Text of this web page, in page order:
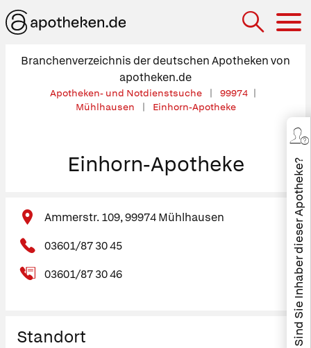
Branchenverzeichnis der deutschen Apotheken von
apotheken.de
Apotheken- und Notdienstsuche
99974
Mühlhausen
Einhorn-Apotheke
Einhorn-Apotheke
Ammerstr. 109, 99974 Mühlhausen
03601/87 30 45
03601/87 30 46
Standort Sind Sie Inhaber dieser Apotheke?